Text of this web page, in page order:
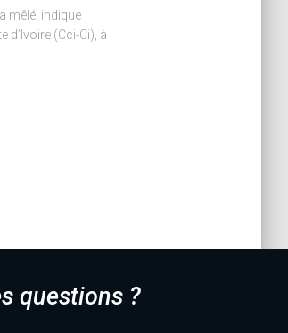
mêlé, indique
d’Ivoire (Cci-Ci), à
questions ?